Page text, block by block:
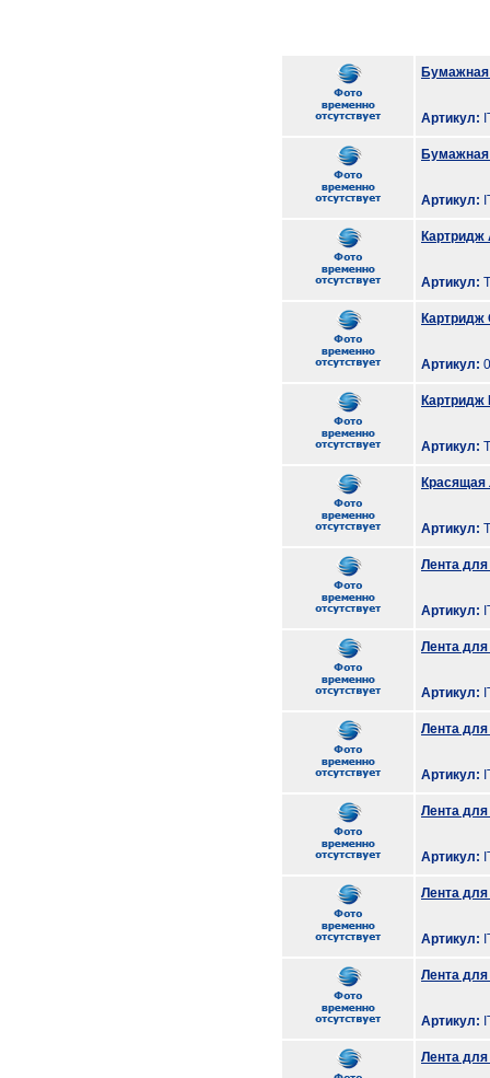
Артикул:
Артикул:
Артикул:
Картридж
Артикул:
Картридж
Артикул:
Артикул:
Лента
Артикул:
Лента для
Артикул:
Лента для
Артикул:
Лента
Артикул:
Лента
Артикул:
Лента
Артикул:
Лента